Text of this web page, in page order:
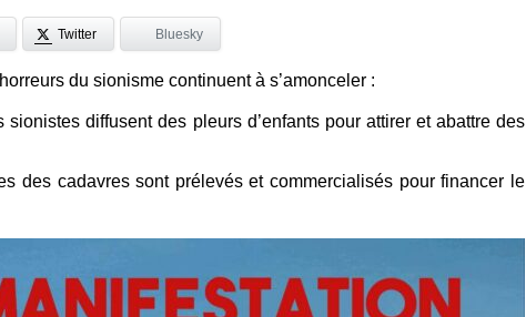
Twitter Bluesky
du sionisme continuent à s’amonceler :
sionistes diffusent des pleurs d’enfants pour attirer et abattre des
des cadavres sont prélevés et commercialisés pour financer le